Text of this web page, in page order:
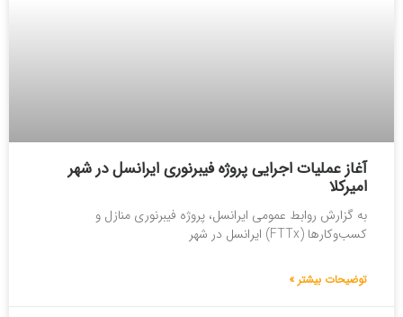
آغاز عملیات اجرایی پروژه فیبرنوری ایرانسل در شهر
امیرکلا
به گزارش روابط عمومی ایرانسل، پروژه فیبرنوری منازل و
کسب‌وکارها (FTTx) ایرانسل در شهر
توضیحات بیشتر »